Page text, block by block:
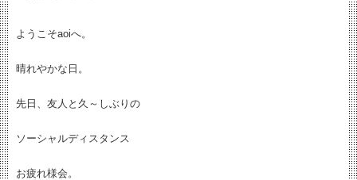
ようこそaoiへ。
晴れやかな日。
先日、友人と久～しぶりの
ソーシャルディスタンス
お疲れ様会。